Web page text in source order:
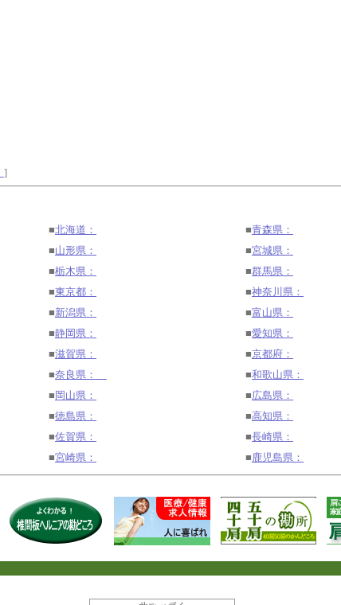
]
■北海道： ■青森県：
■山形県： ■宮城県：
■栃木県： ■群馬県：
■東京都： ■神奈川県：
■新潟県： ■富山県：
■静岡県： ■愛知県：
■滋賀県： ■京都府：
■奈良県： ■和歌山県：
■ 岡山県： ■広島県：
■徳島県： ■高知県：
■佐賀県： ■長崎県：
■宮崎県： ■鹿児島県：